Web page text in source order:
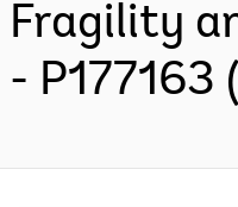
Fragility
- P177163